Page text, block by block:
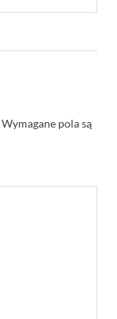
Wymagane pola są